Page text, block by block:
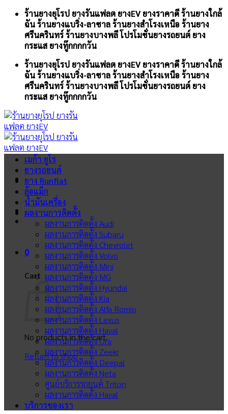
Skip
content
ร้านยางยุโรป ยางรันแฟลต ยางEV ยางราคาดี ร้านยางใกล้
ฉัน ร้านยางแบริ่ง-ลาซาล ร้านยางสำโรงเหนือ ร้านยาง
ศรีนครินทร์ ร้านยางบางพลี โปรโมชั่นยางรถยนต์ ยาง
กระแส ยางทู๊กกกกวัน
ร้านยางยุโรป ยางรันแฟลต ยางEV ยางราคาดี ร้านยางใกล้
ฉัน ร้านยางแบริ่ง-ลาซาล ร้านยางสำโรงเหนือ ร้านยาง
ศรีนครินทร์ ร้านยางบางพลี โปรโมชั่นยางรถยนต์ ยาง
กระแส ยางทู๊กกกกวัน
0
Cart
No products in the cart.
Return to shop
เมก้า ยูโร
ยางรถยนต์
ยาง Runflat
ล้อแม็ก
น้ำมันเครื่อง
ผลงานการติดตั้ง
ผลงานการติดตั้ง Audi
ผลงานการติดตั้ง Subaru
ผลงานการติดตั้ง Chevrolet
ผลงานการติดตั้ง Volvo
ผลงานการติดตั้ง Mini
ผลงานการติดตั้ง MG
ผลงานการติดตั้ง Hyundai
ผลงานการติดตั้ง Kia
ผลงานการติดตั้ง Alfa Romio
ผลงานการติดตั้ง Lexus
ผลงานการติดตั้ง Haval
ผลงานการติดตั้ง Ora
ผลงานการติดตั้ง Zeekr
ผลงานการติดตั้ง Deepal
ผลงานการติดตั้ง Neta
ศูนย์บริการรถยนต์ Triton
ผลงานการติดตั้ง Haval
บริการของเรา